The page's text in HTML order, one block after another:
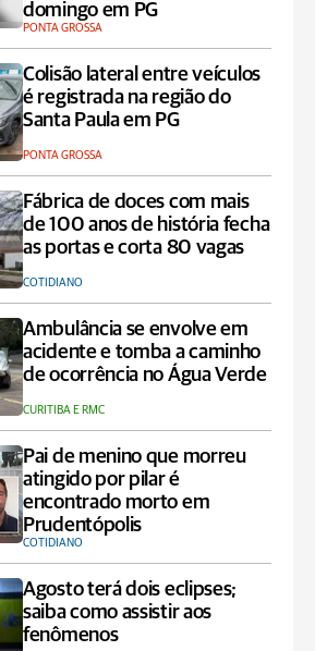
domingo em PG
PONTA GROSSA
Colisão lateral entre veículos
é registrada na região do
Santa Paula em PG
PONTA GROSSA
Fábrica de doces com mais
de 100 anos de história fecha
as portas e corta 80 vagas
COTIDIANO
Ambulância se envolve em
acidente e tomba a caminho
de ocorrência no Água Verde
CURITIBA E RMC
Pai de menino que morreu
atingido por pilar é
encontrado morto em
Prudentópolis
COTIDIANO
Agosto terá dois eclipses;
saiba como assistir aos
fenômenos